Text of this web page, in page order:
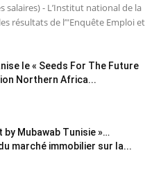
salaires) - L’Institut national de la
résultats de l’"Enquête Emploi et
le « Seeds For The Future
Northern Africa...
by Mubawab Tunisie »…
marché immobilier sur la...